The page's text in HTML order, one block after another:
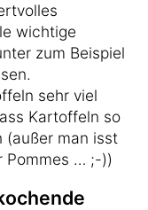
wichtige
zum Beispiel
sehr viel
Kartoffeln so
(außer man isst
Pommes … ;-))